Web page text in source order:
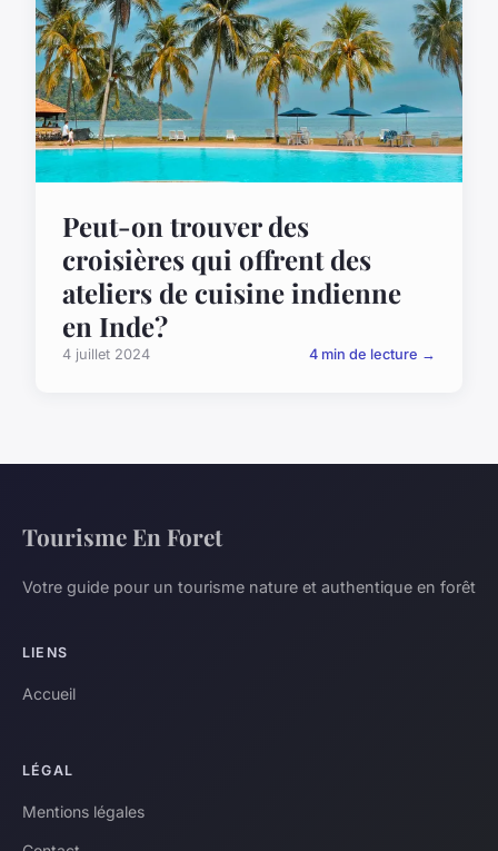
Peut-on trouver des
croisières qui offrent des
ateliers de cuisine indienne
en Inde?
4 juillet 2024 4 min de lecture →
Tourisme En Foret
Votre guide pour un tourisme nature et authentique en forêt
LIENS
Accueil
LÉGAL
Mentions légales